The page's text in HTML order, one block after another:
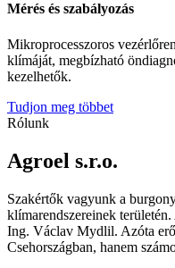
Mérés és szabályozás
Mikroprocesszoros
klímáját, megbízható
kezelhetők.
Tudjon meg többet
Rólunk
Agroel s.r.o.
Szakértők vagyunk a
klímarendszereinek
Ing. Václav Mydlil. Azóta
Csehországban, hanem